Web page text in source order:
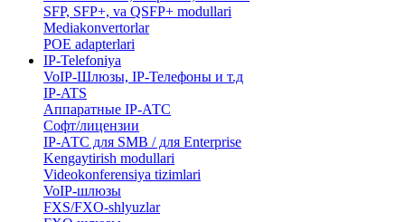
SFP, SFP+, va QSFP+ modullari
Mediakonvertorlar
POE adapterlari
IP-Telefoniya
VoIP-Шлюзы, IP-Телефоны и т.д
IP-ATS
Аппаратные IP-АТС
Софт/лицензии
IP-АТС для SMB / для Enterprise
Kengaytirish modullari
Videokonferensiya tizimlari
VoIP-шлюзы
FXS/FXO-shlyuzlar